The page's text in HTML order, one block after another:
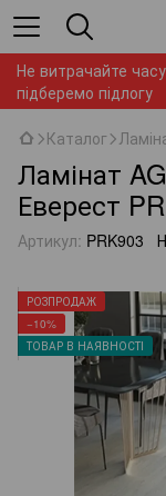
Не витрачайте
підберемо підлогу
Каталог
Ламінат
Еверест
Артикул: PRK903
РОЗПРОДАЖ
−10%
ТОВАР В НАЯВНОСТІ